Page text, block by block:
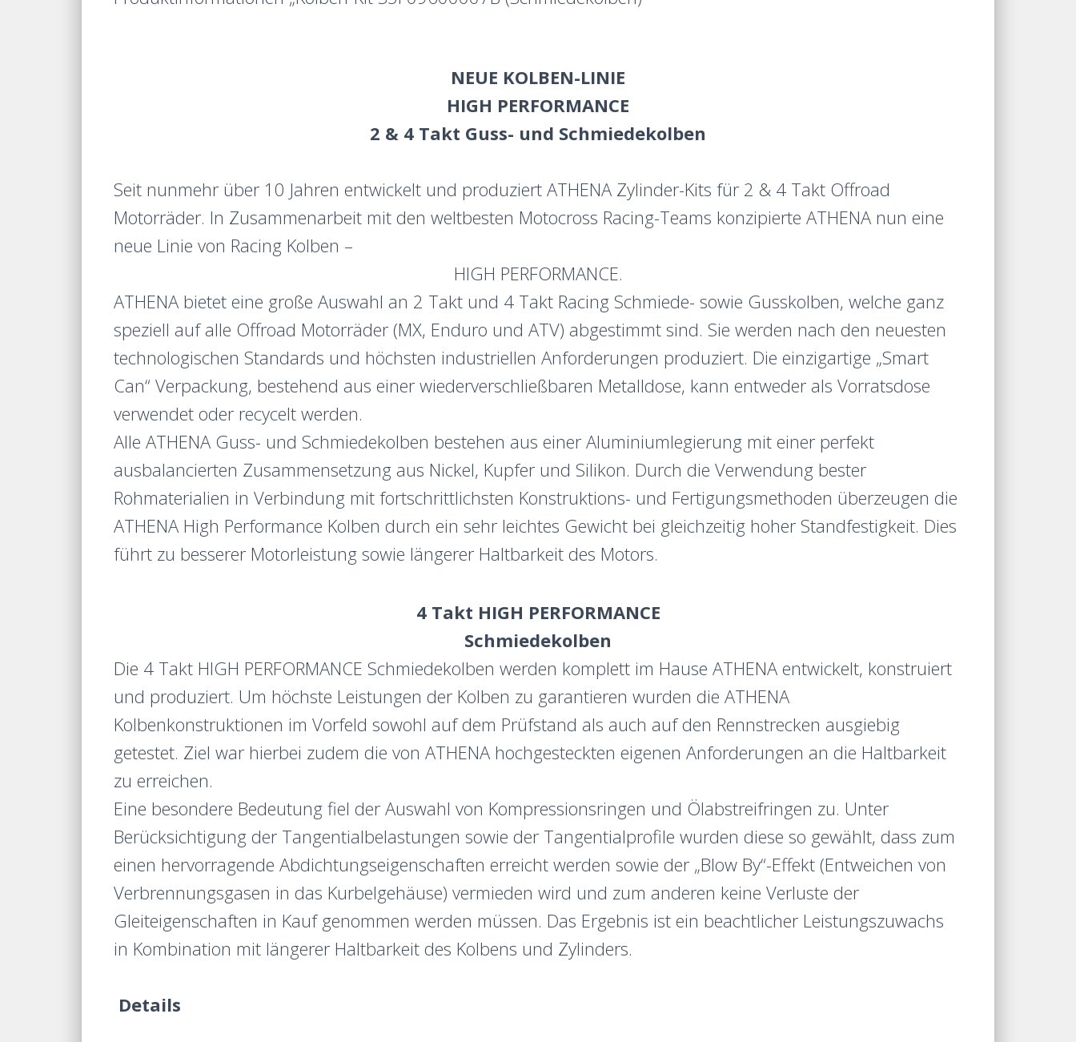
NEUE KOLBEN-LINIE
HIGH PERFORMANCE
2 & 4 Takt Guss- und Schmiedekolben
Seit nunmehr über 10 Jahren entwickelt und produziert ATHENA Zylinder-Kits für 2 & 4 Takt Offroad
Motorräder. In Zusammenarbeit mit den weltbesten Motocross Racing-Teams konzipierte ATHENA nun eine
neue Linie von Racing Kolben –
HIGH PERFORMANCE.
ATHENA bietet eine große Auswahl an 2 Takt und 4 Takt Racing Schmiede- sowie Gusskolben, welche ganz
speziell auf alle Offroad Motorräder (MX, Enduro und ATV) abgestimmt sind. Sie werden nach den neuesten
technologischen Standards und höchsten industriellen Anforderungen produziert. Die einzigartige „Smart
Can“ Verpackung, bestehend aus einer wiederverschließbaren Metalldose, kann entweder als Vorratsdose
verwendet oder recycelt werden.
Alle ATHENA Guss- und Schmiedekolben bestehen aus einer Aluminiumlegierung mit einer perfekt
ausbalancierten Zusammensetzung aus Nickel, Kupfer und Silikon. Durch die Verwendung bester
Rohmaterialien in Verbindung mit fortschrittlichsten Konstruktions- und Fertigungsmethoden überzeugen die
ATHENA High Performance Kolben durch ein sehr leichtes Gewicht bei gleichzeitig hoher Standfestigkeit. Dies
führt zu besserer Motorleistung sowie längerer Haltbarkeit des Motors.
4 Takt HIGH PERFORMANCE
Schmiedekolben
Die 4 Takt HIGH PERFORMANCE Schmiedekolben werden komplett im Hause ATHENA entwickelt, konstruiert
und produziert. Um höchste Leistungen der Kolben zu garantieren wurden die ATHENA
Kolbenkonstruktionen im Vorfeld sowohl auf dem Prüfstand als auch auf den Rennstrecken ausgiebig
getestet. Ziel war hierbei zudem die von ATHENA hochgesteckten eigenen Anforderungen an die Haltbarkeit
zu erreichen.
Eine besondere Bedeutung fiel der Auswahl von Kompressionsringen und Ölabstreifringen zu. Unter
Berücksichtigung der Tangentialbelastungen sowie der Tangentialprofile wurden diese so gewählt, dass zum
einen hervorragende Abdichtungseigenschaften erreicht werden sowie der „Blow By“-Effekt (Entweichen von
Verbrennungsgasen in das Kurbelgehäuse) vermieden wird und zum anderen keine Verluste der
Gleiteigenschaften in Kauf genommen werden müssen. Das Ergebnis ist ein beachtlicher Leistungszuwachs
in Kombination mit längerer Haltbarkeit des Kolbens und Zylinders.
Details